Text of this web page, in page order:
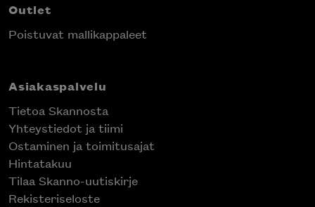
Outlet
Poistuvat mallikappaleet
Asiakaspalvelu
Tietoa Skannosta
Yhteystiedot ja tiimi
Ostaminen ja toimitusajat
Hintatakuu
Tilaa Skanno-uutiskirje
Rekisteriseloste